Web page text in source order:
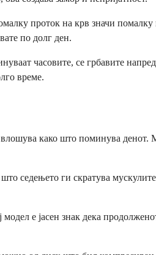
проток на крв значи
по долг ден.
часовите, се грбавите
време.
како што поминува денот.
седењето ги скратува
е јасен знак дека